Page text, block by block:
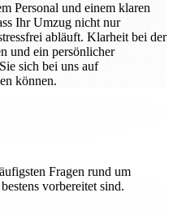
Personal und einem klaren
Ihr Umzug nicht nur
abläuft. Klarheit bei der
und ein persönlicher
sich bei uns auf
können.
Fragen rund um
vorbereitet sind.